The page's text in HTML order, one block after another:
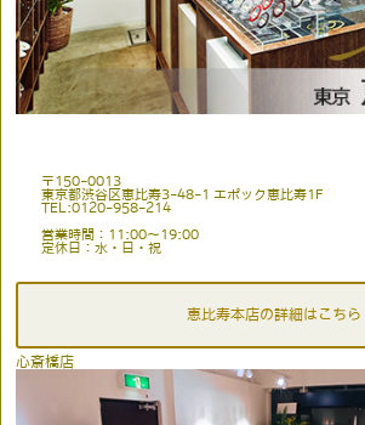
〒150-0013
東京都渋谷区恵比寿3-48-1 エポック恵比寿1F
TEL:0120-958-214
営業時間：11:00〜19:00
定休日：水・日・祝
恵比寿本店の詳細はこちら
心斎橋店